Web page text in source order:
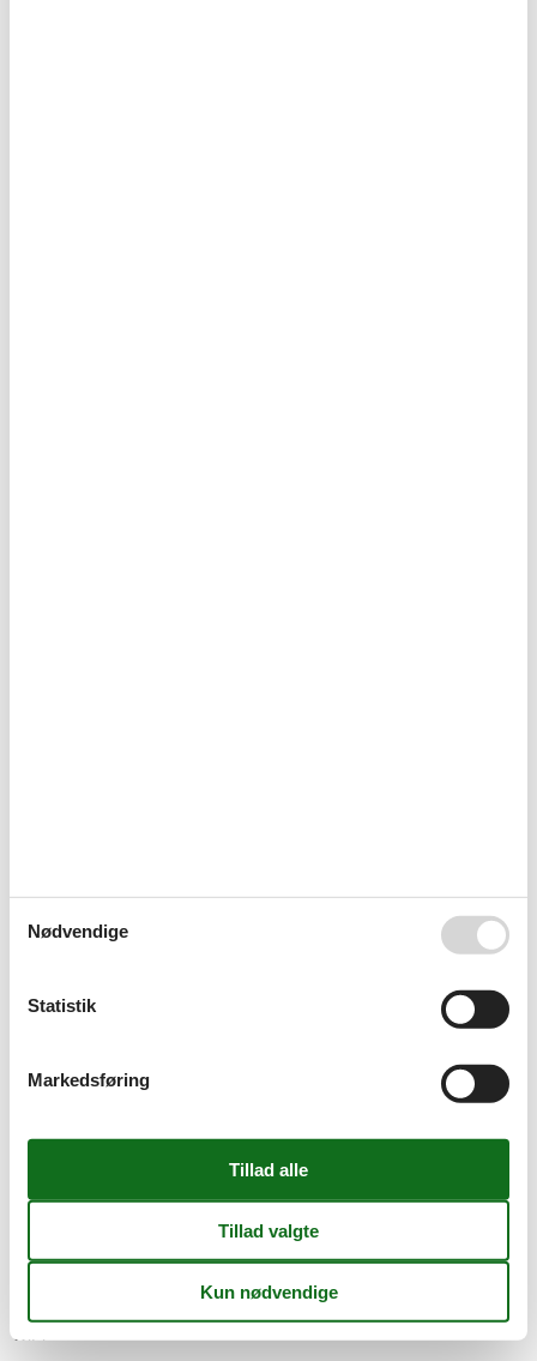
Radiator
Radio
Sikkerheds boks
Sovesofaer til én
Støvsuger
Varmt vand
WiFi
Nødvendige
Statistik
Markedsføring